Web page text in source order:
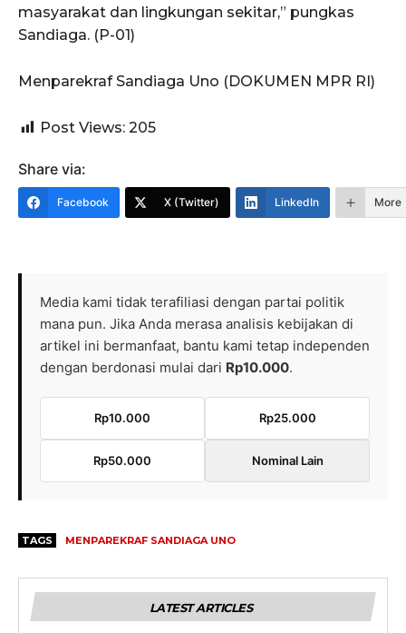
masyarakat dan lingkungan sekitar,” pungkas
Sandiaga. (P-01)
Menparekraf Sandiaga Uno (DOKUMEN MPR RI)
Post Views: 205
Share via:
Facebook X (Twitter) LinkedIn More
Media kami tidak terafiliasi dengan partai politik
mana pun. Jika Anda merasa analisis kebijakan di
artikel ini bermanfaat, bantu kami tetap independen
dengan berdonasi mulai dari Rp10.000.
Rp10.000 Rp25.000
Rp50.000 Nominal Lain
TAGS MENPAREKRAF SANDIAGA UNO
LATEST ARTICLES